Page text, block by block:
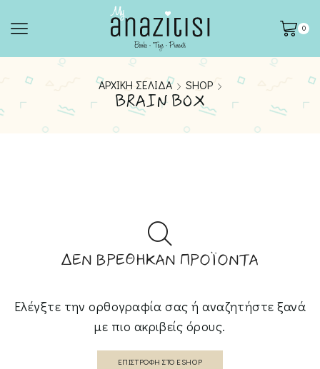
0
ΑΡΧΙΚΉ ΣΕΛΊΔΑ SHOP
BRAIN BOX
ΔΕΝ ΒΡΈΘΗΚΑΝ ΠΡΟΪΌΝΤΑ
Ελέγξτε την ορθογραφία σας ή αναζητήστε ξανά
με πιο ακριβείς όρους.
ΕΠΙΣΤΡΟΦΉ ΣΤΟ ESHOP